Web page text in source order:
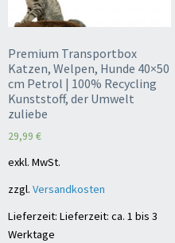
Premium Transportbox
Katzen, Welpen, Hunde 40×50
cm Petrol | 100% Recycling
Kunststoff, der Umwelt
zuliebe
29,99 €
exkl. MwSt.
zzgl. Versandkosten
Lieferzeit: Lieferzeit: ca. 1 bis 3
Werktage